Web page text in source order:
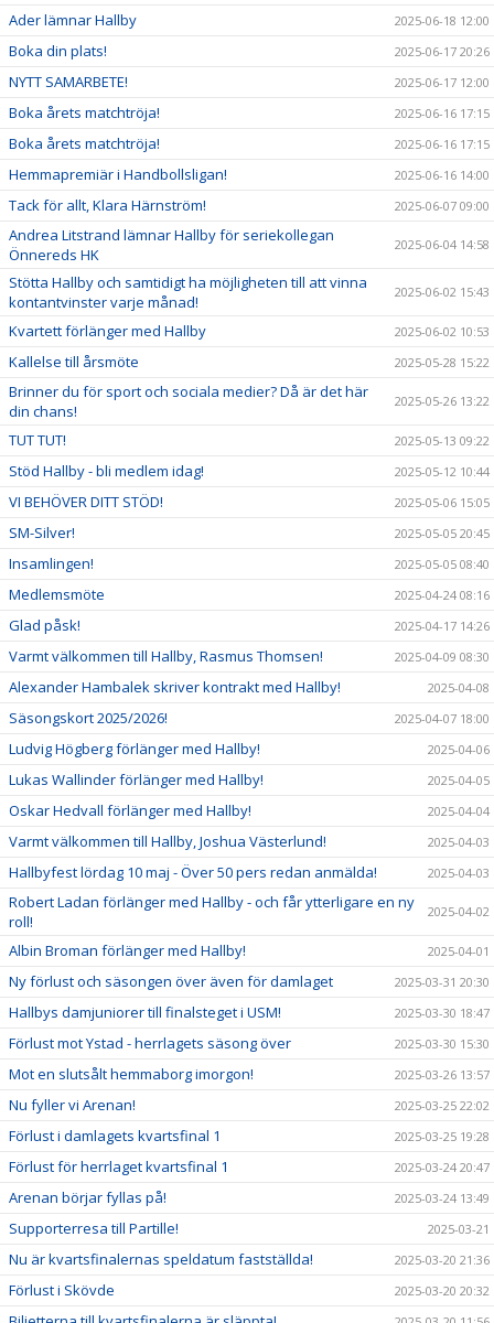
Ader lämnar Hallby 2025-06-18 12:00
Boka din plats! 2025-06-17 20:26
NYTT SAMARBETE! 2025-06-17 12:00
Boka årets matchtröja! 2025-06-16 17:15
Boka årets matchtröja! 2025-06-16 17:15
Hemmapremiär i Handbollsligan! 2025-06-16 14:00
Tack för allt, Klara Härnström! 2025-06-07 09:00
Andrea Litstrand lämnar Hallby för seriekollegan
Önnereds HK
2025-06-04 14:58
Stötta Hallby och samtidigt ha möjligheten till att vinna
kontantvinster varje månad!
2025-06-02 15:43
Kvartett förlänger med Hallby 2025-06-02 10:53
Kallelse till årsmöte 2025-05-28 15:22
Brinner du för sport och sociala medier? Då är det här
din chans!
2025-05-26 13:22
TUT TUT! 2025-05-13 09:22
Stöd Hallby - bli medlem idag! 2025-05-12 10:44
VI BEHÖVER DITT STÖD! 2025-05-06 15:05
SM-Silver! 2025-05-05 20:45
Insamlingen! 2025-05-05 08:40
Medlemsmöte 2025-04-24 08:16
Glad påsk! 2025-04-17 14:26
Varmt välkommen till Hallby, Rasmus Thomsen! 2025-04-09 08:30
Alexander Hambalek skriver kontrakt med Hallby! 2025-04-08
Säsongskort 2025/2026! 2025-04-07 18:00
Ludvig Högberg förlänger med Hallby! 2025-04-06
Lukas Wallinder förlänger med Hallby! 2025-04-05
Oskar Hedvall förlänger med Hallby! 2025-04-04
Varmt välkommen till Hallby, Joshua Västerlund! 2025-04-03
Hallbyfest lördag 10 maj - Över 50 pers redan anmälda! 2025-04-03
Robert Ladan förlänger med Hallby - och får ytterligare en ny
roll!
2025-04-02
Albin Broman förlänger med Hallby! 2025-04-01
Ny förlust och säsongen över även för damlaget 2025-03-31 20:30
Hallbys damjuniorer till finalsteget i USM! 2025-03-30 18:47
Förlust mot Ystad - herrlagets säsong över 2025-03-30 15:30
Mot en slutsålt hemmaborg imorgon! 2025-03-26 13:57
Nu fyller vi Arenan! 2025-03-25 22:02
Förlust i damlagets kvartsfinal 1 2025-03-25 19:28
Förlust för herrlaget kvartsfinal 1 2025-03-24 20:47
Arenan börjar fyllas på! 2025-03-24 13:49
Supporterresa till Partille! 2025-03-21
Nu är kvartsfinalernas speldatum fastställda! 2025-03-20 21:36
Förlust i Skövde 2025-03-20 20:32